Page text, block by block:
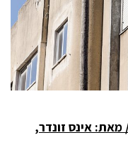
אינס זונדר,